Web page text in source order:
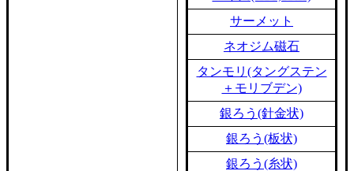
サーメット
ネオジム磁石
タンモリ(タングステン
＋モリブデン)
銀ろう(針金状)
銀ろう(板状)
銀ろう(糸状)